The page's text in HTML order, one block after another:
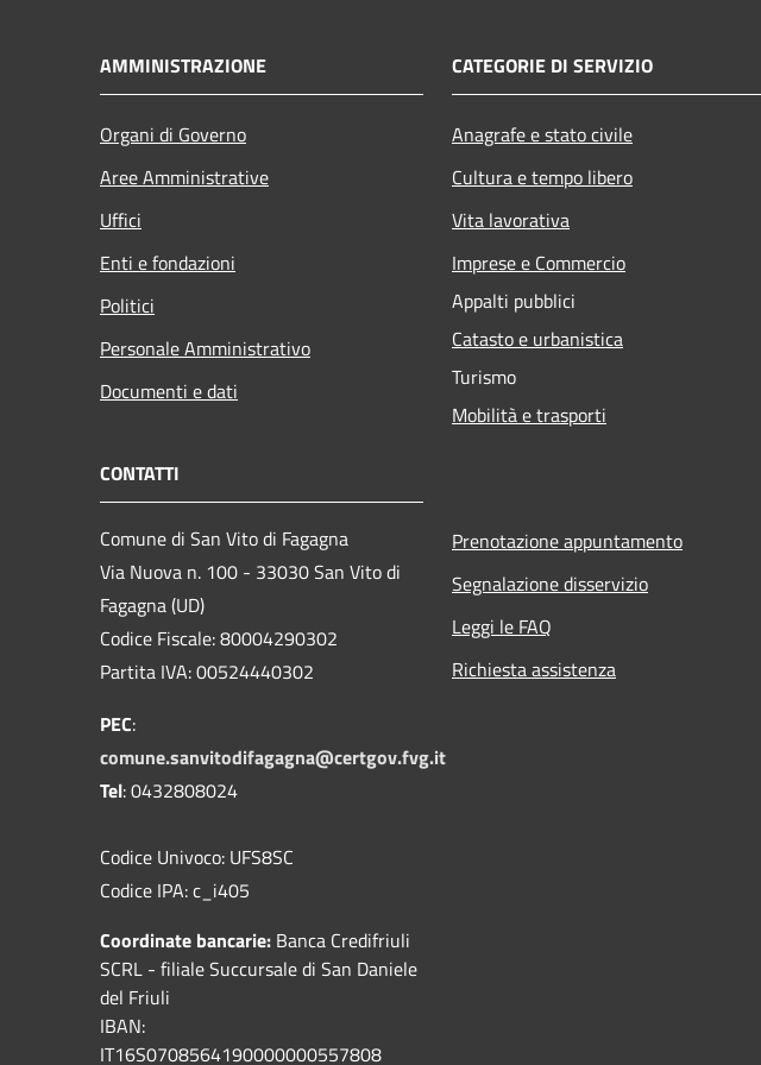
AMMINISTRAZIONE
Organi di Governo
Aree Amministrative
Uffici
Enti e fondazioni
Politici
Personale Amministrativo
Documenti e dati
CATEGORIE DI SERVIZIO
Anagrafe e stato civile
Cultura e tempo libero
Vita lavorativa
Imprese e Commercio
Appalti pubblici
Catasto e urbanistica
Turismo
Mobilità e trasporti
CONTATTI
Comune di San Vito di Fagagna
Via Nuova n. 100 - 33030 San Vito di
Fagagna (UD)
Codice Fiscale: 80004290302
Partita IVA: 00524440302
PEC:
comune.sanvitodifagagna@certgov.fvg.it
Tel: 0432808024
Codice Univoco: UFS8SC
Codice IPA: c_i405
Coordinate bancarie: Banca Credifriuli
SCRL - filiale Succursale di San Daniele
del Friuli
IBAN:
IT16S0708564190000000557808
Prenotazione appuntamento
Segnalazione disservizio
Leggi le FAQ
Richiesta assistenza